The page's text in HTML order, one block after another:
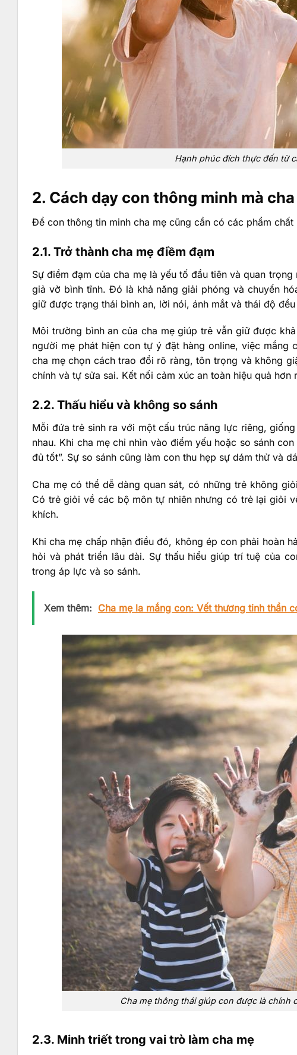
Hạnh phúc đích thực đến từ
2. Cách dạy con thông minh mà
Để con thông tin minh cha mẹ cũng cần có các phẩm chất
2.1. Trở thành cha mẹ điềm đạm
Sự điềm đạm của cha mẹ là yếu tố đầu tiên và quan
giả vờ bình tĩnh. Đó là khả năng giải phóng và chuyển
giữ được trạng thái bình an, lời nói, ánh mắt và thái độ
Môi trường bình an của cha mẹ giúp trẻ vẫn giữ được
người mẹ phát hiện con tự ý đặt hàng online, việc
cha mẹ chọn cách trao đổi rõ ràng, tôn trọng và không
chính và tự sửa sai. Kết nối cảm xúc an toàn hiệu quả
2.2. Thấu hiểu và không so sánh
Mỗi đứa trẻ sinh ra với một cấu trúc năng lực riêng,
nhau. Khi cha mẹ chỉ nhìn vào điểm yếu hoặc so sánh
đủ tốt”. Sự so sánh cũng làm con thu hẹp sự dám thử và
Cha mẹ có thể dễ dàng quan sát, có những trẻ không
Có trẻ giỏi về các bộ môn tự nhiên nhưng có trẻ lại giỏi
khích.
Khi cha mẹ chấp nhận điều đó, không ép con phải hoàn
hỏi và phát triển lâu dài. Sự thấu hiểu giúp trí tuệ của
trong áp lực và so sánh.
Xem thêm: Cha mẹ la mắng con: Vết thương tinh thần
Cha mẹ thông thái giúp con được là
2.3. Minh triết trong vai trò làm cha mẹ